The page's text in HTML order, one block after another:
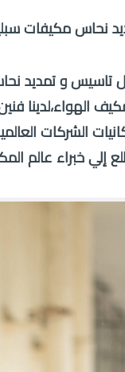
نحاس مكيفات سبليت
تاسيس و تمديد
الهواء،لدينا
الشركات
إلي خبراء عالم